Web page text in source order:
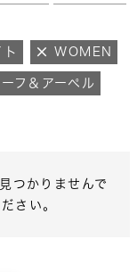
WOMEN
フ＆アーペル
つかりませんで
さい。